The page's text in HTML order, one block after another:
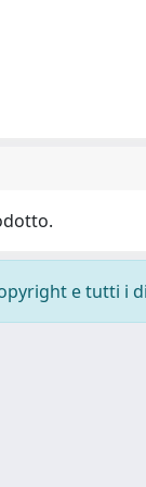
e tutti i